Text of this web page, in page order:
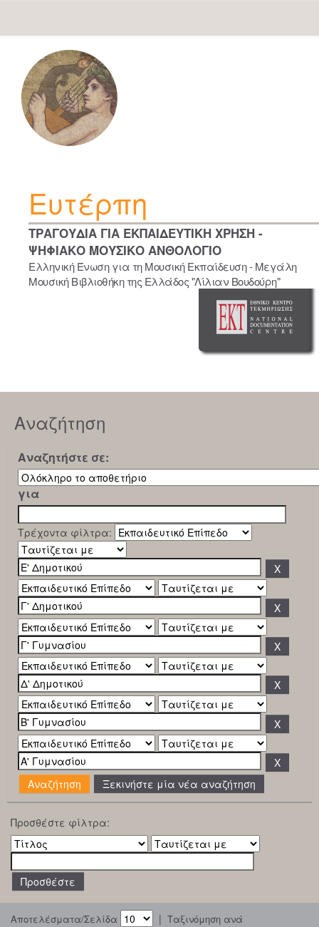
navigation
Ευτέρπη
ΤΡΑΓΟΥΔΙΑ ΓΙΑ ΕΚΠΑΙΔΕΥΤΙΚΗ ΧΡΗΣΗ -
ΨΗΦΙΑΚΟ ΜΟΥΣΙΚΟ ΑΝΘΟΛΟΓΙΟ
Ελληνική Ένωση για τη Μουσική Εκπαίδευση - Μεγάλη
Μουσική Βιβλιοθήκη της Ελλάδος "Λίλιαν Βουδούρη"
Αναζήτηση
Αναζητήστε σε:
για
Τρέχοντα φίλτρα:
Ξεκινήστε μία νέα αναζήτηση
Προσθέστε φίλτρα:
Αποτελέσματα/Σελίδα | Ταξινόμηση ανά